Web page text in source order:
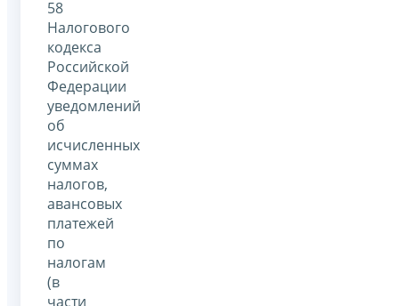
58
Налогового
кодекса
Российской
Федерации
уведомлений
об
исчисленных
суммах
налогов,
авансовых
платежей
по
налогам
(в
части